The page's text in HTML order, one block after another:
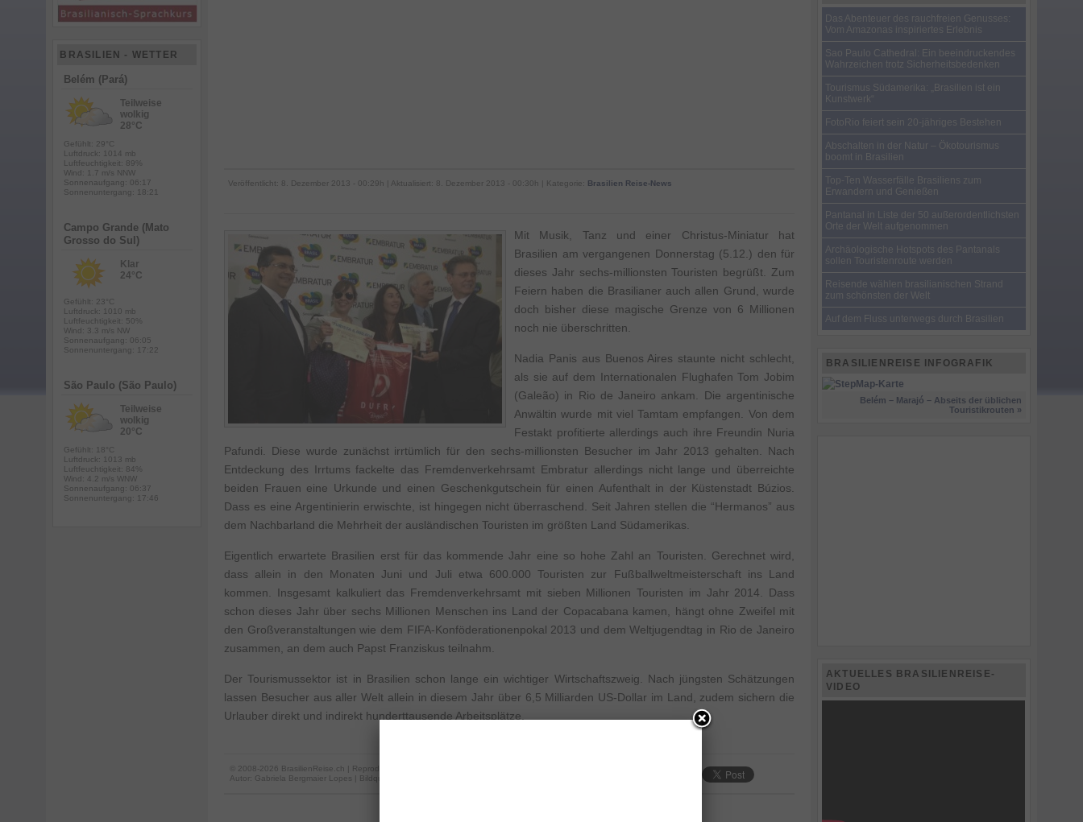
Veröffentlicht: 8. Dezember 2013 - 00:29h | Aktualisiert: 8. Dezember 2013 - 00:30h | Kategorie: Brasilien Reise-News
Mit Musik, Tanz und einer Christus-Miniatur hat
Brasilien am vergangenen Donnerstag (5.12.) den für
dieses Jahr sechs-millionsten Touristen begrüßt. Zum
Feiern haben die Brasilianer auch allen Grund, wurde
doch bisher diese magische Grenze von 6 Millionen
noch nie überschritten.
Nadia Panis aus Buenos Aires staunte nicht schlecht,
als sie auf dem Internationalen Flughafen Tom Jobim
(Galeão) in Rio de Janeiro ankam. Die argentinische
Anwältin wurde mit viel Tamtam empfangen. Von dem
Festakt profitierte allerdings auch ihre Freundin Nuria
Pafundi. Diese wurde zunächst irrtümlich für den sechs-millionsten Besucher im Jahr 2013 gehalten. Nach
Entdeckung des Irrtums fackelte das Fremdenverkehrsamt Embratur allerdings nicht lange und überreichte
beiden Frauen eine Urkunde und einen Geschenkgutschein für einen Aufenthalt in der Küstenstadt Búzios.
Dass es eine Argentinierin erwischte, ist hingegen nicht überraschend. Seit Jahren stellen die “Hermanos” aus
dem Nachbarland die Mehrheit der ausländischen Touristen im größten Land Südamerikas.
Eigentlich erwartete Brasilien erst für das kommende Jahr eine so hohe Zahl an Touristen. Gerechnet wird,
dass allein in den Monaten Juni und Juli etwa 600.000 Touristen zur Fußballweltmeisterschaft ins Land
kommen. Insgesamt kalkuliert das Fremdenverkehrsamt mit sieben Millionen Touristen im Jahr 2014. Dass
schon dieses Jahr über sechs Millionen Menschen ins Land der Copacabana kamen, hängt ohne Zweifel mit
den Großveranstaltungen wie dem FIFA-Konföderationenpokal 2013 und dem Weltjugendtag in Rio de Janeiro
zusammen, an dem auch Papst Franziskus teilnahm.
Der Tourismussektor ist in Brasilien schon lange ein wichtiger Wirtschaftszweig. Nach jüngsten Schätzungen
lassen Besucher aus aller Welt allein in diesem Jahr über 6,5 Milliarden US-Dollar im Land, zudem sichern die
Urlauber direkt und indirekt hunderttausende Arbeitsplätze.
© 2008-2026 BrasilienReise.ch | Reproduktion strengstens untersagt.
Autor: Gabriela Bergmaier Lopes | Bildquelle: Tânia Rêgo/Agência Brasil
BRASILIEN - WETTER
Belém (Pará)
Teilweise
wolkig
28°C
Gefühlt: 29°C
Luftdruck: 1014 mb
Luftfeuchtigkeit: 89%
Wind: 1.7 m/s NNW
Sonnenaufgang: 06:17
Sonnenuntergang: 18:21
Campo Grande (Mato
Grosso do Sul)
Klar
24°C
Gefühlt: 23°C
Luftdruck: 1010 mb
Luftfeuchtigkeit: 50%
Wind: 3.3 m/s NW
Sonnenaufgang: 06:05
Sonnenuntergang: 17:22
São Paulo (São Paulo)
Teilweise
wolkig
20°C
Gefühlt: 18°C
Luftdruck: 1013 mb
Luftfeuchtigkeit: 84%
Wind: 4.2 m/s WNW
Sonnenaufgang: 06:37
Sonnenuntergang: 17:46
Das Abenteuer des rauchfreien Genusses:
Vom Amazonas inspiriertes Erlebnis
Sao Paulo Cathedral: Ein beeindruckendes
Wahrzeichen trotz Sicherheitsbedenken
Tourismus Südamerika: „Brasilien ist ein
Kunstwerk“
FotoRio feiert sein 20-jähriges Bestehen
Abschalten in der Natur – Ökotourismus
boomt in Brasilien
Top-Ten Wasserfälle Brasiliens zum
Erwandern und Genießen
Pantanal in Liste der 50 außerordentlichsten
Orte der Welt aufgenommen
Archäologische Hotspots des Pantanals
sollen Touristenroute werden
Reisende wählen brasilianischen Strand
zum schönsten der Welt
Auf dem Fluss unterwegs durch Brasilien
BRASILIENREISE INFOGRAFIK
Belém – Marajó – Abseits der üblichen
Touristikrouten »
AKTUELLES BRASILIENREISE-
VIDEO